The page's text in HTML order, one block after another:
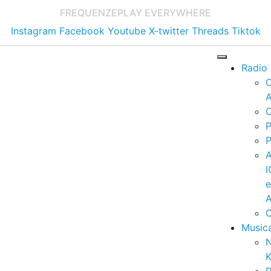
FREQUENZEPLAY EVERYWHERE
Instagram Facebook Youtube X-twitter Threads Tiktok
Radio
e